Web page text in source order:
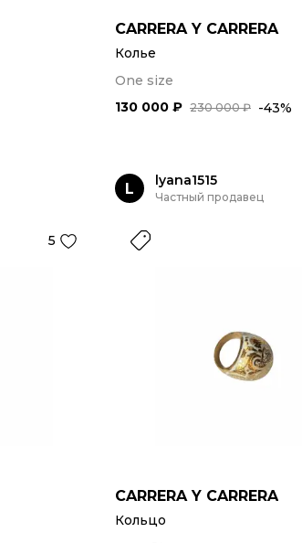
CARRERA Y CARRERA
Колье
One size
230 000 ₽
130 000 ₽ -43%
5
L lyana1515
Частный продавец
CARRERA Y CARRERA
Кольцо